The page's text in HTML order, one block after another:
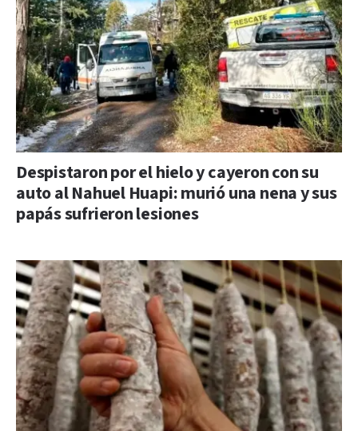
Despistaron por el hielo y cayeron con su
auto al Nahuel Huapi: murió una nena y sus
papás sufrieron lesiones